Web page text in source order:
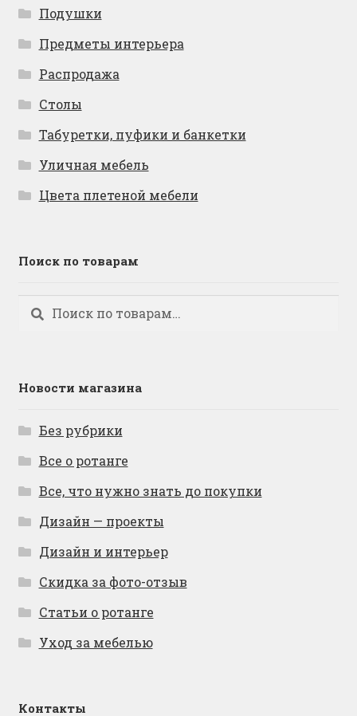
Подушки
Предметы интерьера
Распродажа
Столы
Табуретки, пуфики и банкетки
Уличная мебель
Цвета плетеной мебели
Поиск по товарам
Искать:
Поиск
Новости магазина
Без рубрики
Все о ротанге
Все, что нужно знать до покупки
Дизайн — проекты
Дизайн и интерьер
Скидка за фото-отзыв
Статьи о ротанге
Уход за мебелью
Контакты